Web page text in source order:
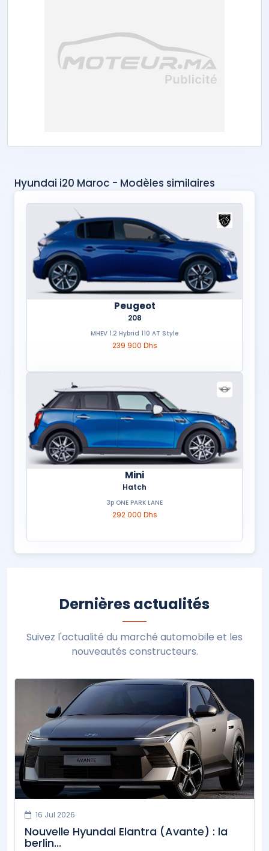
Hyundai i20 Maroc - Modèles similaires
Peugeot
208
MHEV 1.2 Hybrid 110 AT Style
239 900 Dhs
Mini
Hatch
3p ONE PARK LANE
292 000 Dhs
Dernières actualités
Suivez l'actualité du marché automobile et les
nouveautés constructeurs.
16 Jul 2026
Nouvelle Hyundai Elantra (Avante) : la
berlin...